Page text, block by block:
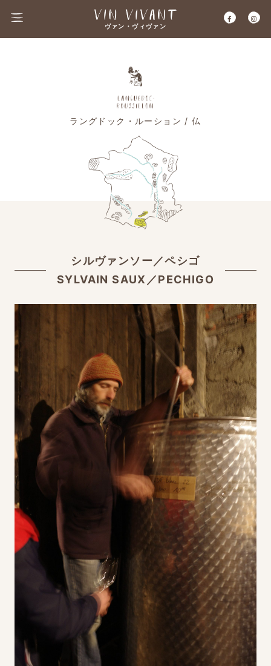
ヴァン・ヴィヴァン
ラングドック・ルーション / 仏
シルヴァンソー／ペシゴ
SYLVAIN SAUX／PECHIGO